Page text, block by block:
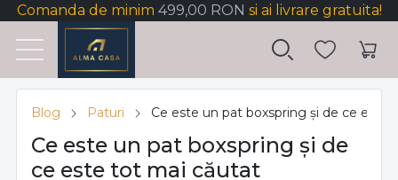
Comanda de minim 499,00 RON si ai livrare gratuita!
Blog Paturi Ce este un pat boxspring și de ce este
Ce este un pat boxspring și de
ce este tot mai căutat